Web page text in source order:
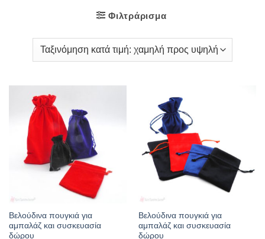
Φιλτράρισμα
Βελούδινα πουγκιά για
αμπαλάζ και συσκευασία
δώρου
Βελούδινα πουγκιά για
αμπαλάζ και συσκευασία
δώρου